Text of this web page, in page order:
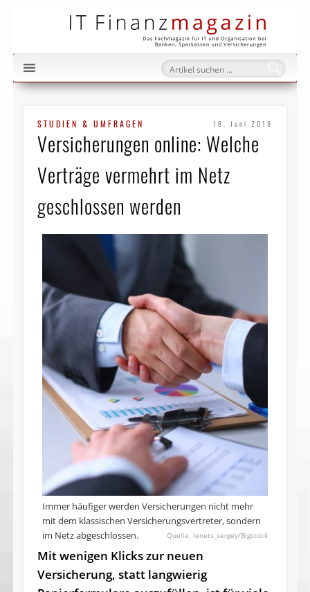
STUDIEN & UMFRAGEN 18. Juni 2019
Versicherungen online: Welche
Verträge vermehrt im Netz
geschlossen werden
Immer häufiger werden Versicherungen nicht mehr
mit dem klassischen Versicherungsvertreter, sondern
im Netz abgeschlossen.
lenets_sergey/Bigstock
Mit wenigen Klicks zur neuen
Versicherung, statt langwierig